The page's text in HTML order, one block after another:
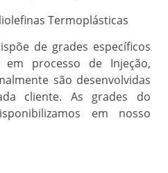
Termoplásticas
de grades específicos
processo de Injeção,
são desenvolvidas
cliente. As grades do
em nosso